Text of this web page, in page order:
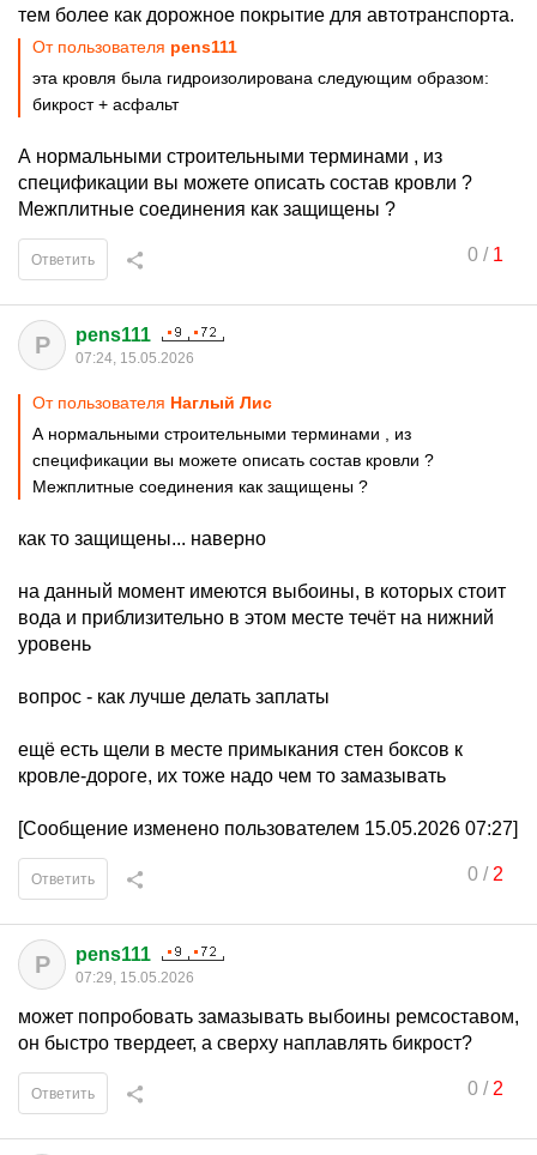
тем более как дорожное покрытие для автотранспорта.
От пользователя pens111
эта кровля была гидроизолирована следующим образом:
бикрост + асфальт
А нормальными строительными терминами , из
спецификации вы можете описать состав кровли ?
Межплитные соединения как защищены ?
0/ 1
Ответить
P pens111
07:24, 15.05.2026
От пользователя Наглый Лис
А нормальными строительными терминами , из
спецификации вы можете описать состав кровли ?
Межплитные соединения как защищены ?
как то защищены... наверно
на данный момент имеются выбоины, в которых стоит
вода и приблизительно в этом месте течёт на нижний
уровень
вопрос - как лучше делать заплаты
ещё есть щели в месте примыкания стен боксов к
кровле-дороге, их тоже надо чем то замазывать
[Сообщение изменено пользователем 15.05.2026 07:27]
0/ 2
Ответить
P pens111
07:29, 15.05.2026
может попробовать замазывать выбоины ремсоставом,
он быстро твердеет, а сверху наплавлять бикрост?
0/ 2
Ответить